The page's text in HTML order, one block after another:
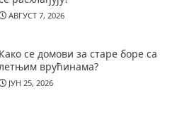
АВГУСТ 7, 2026
Како се домови за старе боре са
врућинама?
ЈУН 25, 2026